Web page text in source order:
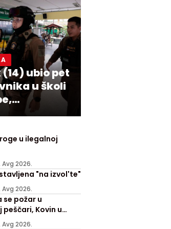
(14) ubio pet
u školi
usmrtio
u ilegalnoj
Avg 2026.
"na izvol'te"
Avg 2026.
se požar u
Kovin u
Avg 2026.